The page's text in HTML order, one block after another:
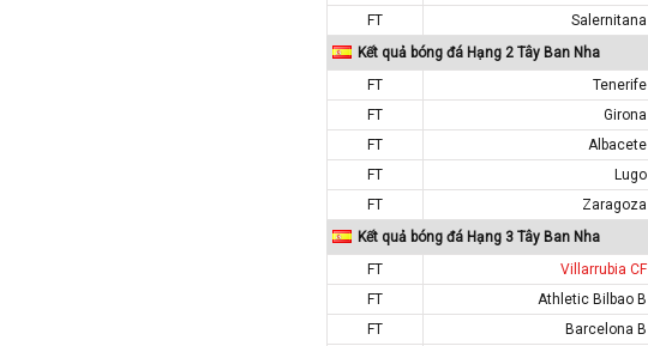
FT
Salernitana
Kết quả bóng đá Hạng 2 Tây Ban Nha
FT
Tenerife
FT
Girona
FT
Albacete
FT
Lugo
FT
Zaragoza
Kết quả bóng đá Hạng 3 Tây Ban Nha
FT
Villarrubia CF
FT
Athletic Bilbao B
FT
Barcelona B